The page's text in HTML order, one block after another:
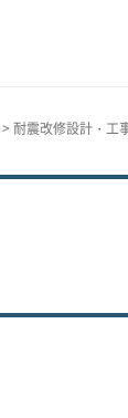
> 耐震改修設計・工